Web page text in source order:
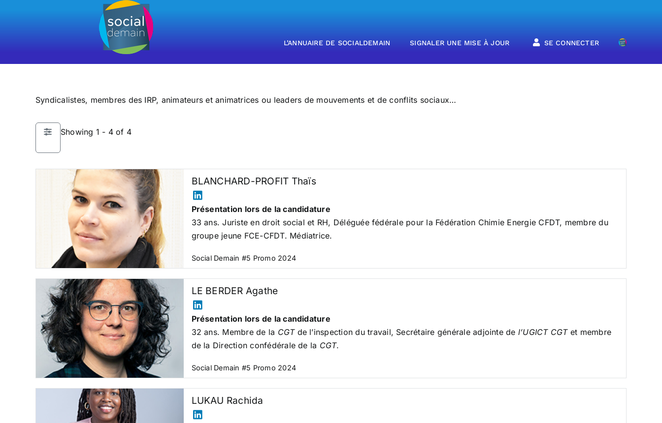
L’ANNUAIRE DE SOCIALDEMAIN SIGNALER UNE MISE À JOUR SE CONNECTER
Syndicalistes, membres des IRP, animateurs et animatrices ou leaders de mouvements et de conflits sociaux…
Showing 1 - 4 of 4
BLANCHARD-PROFIT Thaïs
Présentation lors de la candidature
33 ans. Juriste en droit social et RH, Déléguée fédérale pour la Fédération Chimie Energie CFDT, membre du
groupe jeune FCE-CFDT. Médiatrice.
Social Demain #5 Promo 2024
LE BERDER Agathe
Présentation lors de la candidature
32 ans. Membre de la CGTde l’inspection du travail, Secrétaire générale adjointe de l’UGICT CGTet membre
de la Direction confédérale de la CGT.
Social Demain #5 Promo 2024
LUKAU Rachida